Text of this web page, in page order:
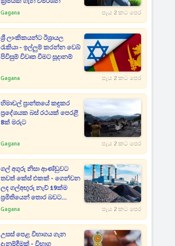
Gagana පැය 2 කට පෙර
ශ්‍රී ලාංකිකයන්ට ඊශ්‍රායල
රැකියා - ඉල්ලුම් කරන්න වෙබ්
පිවිසුම් විවෘත වීමට සූදානම්
Gagana පැය 2 කට පෙර
හිමාචල් ප්‍රාන්තයේ කඳුකර
ප්‍රදේශයක බස් රථයක් පෙරළී
8ක් මරුට
Gagana පැය 2 කට පෙර
ගල් අගුරු නිසා ආණ්ඩුවට
තවත් කේස් එකක් - ගෙන්වන
ලද ගල්අඟුරු නැව් 19ක්ම
ප්‍රමිතියෙන් තොර බවට
අනාවරණයක්
Gagana පැය 2 කට පෙර
උසස් පෙළ විභාගය ගැන
දැනුම්දීමක් - විභාග